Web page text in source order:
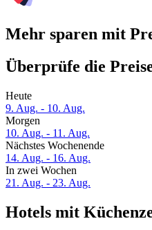
Mehr sparen mit
Überprüfe die
Heute
9. Aug. - 10. Aug.
Morgen
10. Aug. - 11. Aug.
Nächstes Wochenende
14. Aug. - 16. Aug.
In zwei Wochen
21. Aug. - 23. Aug.
Hotels mit